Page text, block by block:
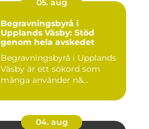
05. aug
Begravningsbyrå i
Upplands Väsby: Stöd
genom hela avskedet
Begravningsbyrå i Upplands
Väsby är ett sökord som
många använder n&...
04. aug